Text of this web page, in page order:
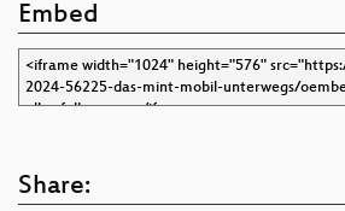
Embed
Share: